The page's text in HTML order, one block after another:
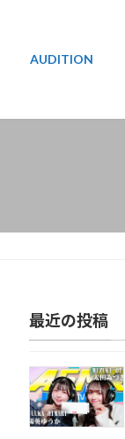
AUDITION
最近の投稿